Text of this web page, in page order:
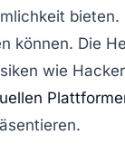
können. Die
wie